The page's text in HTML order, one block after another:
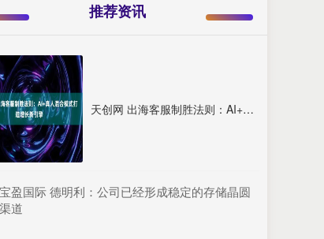
推荐资讯
天创网 出海客服制胜法则：AI+真人混合模式打造增长新引擎
​宝盈国际 德明利：公司已经形成稳定的存储晶圆
道